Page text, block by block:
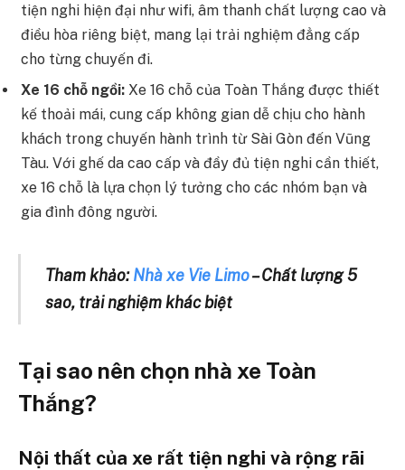
tiện nghi hiện đại như wifi, âm thanh chất lượng cao và
điều hòa riêng biệt, mang lại trải nghiệm đẳng cấp
cho từng chuyến đi.
Xe 16 chỗ ngồi: Xe 16 chỗ của Toàn Thắng được thiết
kế thoải mái, cung cấp không gian dễ chịu cho hành
khách trong chuyến hành trình từ Sài Gòn đến Vũng
Tàu. Với ghế da cao cấp và đầy đủ tiện nghi cần thiết,
xe 16 chỗ là lựa chọn lý tưởng cho các nhóm bạn và
gia đình đông người.
Tham khảo:Nhà xe Vie Limo– Chất lượng 5
sao, trải nghiệm khác biệt
Tại sao nên chọn nhà xe Toàn
Thắng?
Nội thất của xe rất tiện nghi và rộng rãi